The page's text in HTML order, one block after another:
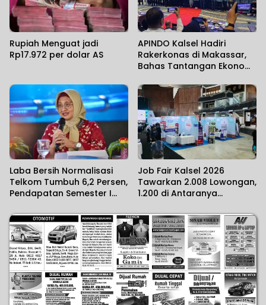
Rupiah Menguat jadi
Rp17.972 per dolar AS
APINDO Kalsel Hadiri
Rakerkonas di Makassar,
Bahas Tantangan Ekonomi
Laba Bersih Normalisasi
Telkom Tumbuh 6,2 Persen,
Pendapatan Semester I
Job Fair Kalsel 2026
Tawarkan 2.008 Lowongan,
1.200 di Antaranya